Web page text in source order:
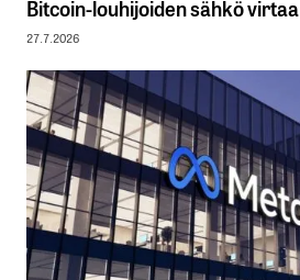
Bitcoin-louhijoiden sähkö
27.7.2026